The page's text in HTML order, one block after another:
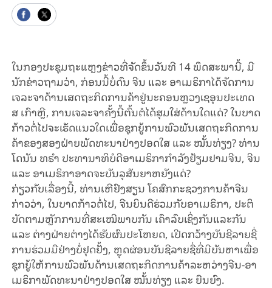
ໃນ​ກອງ​ປະ​ຊຸມ​ຖະ​ແຫຼງ​ຂ່າວ​ທີ່​ຈັດ​ຂຶ້ນ​ວັນ​ທີ 14 ພຶດ​ສະ​ພາ​ນີ້, ມີ​
ນັກ​ຂ່າວ​ຖາມ​ວ່າ, ກ່ອນ​ນີ້​ບໍ່​ດົນ ຈີນ ແລະ ອາ​ເມ​ຣິ​ກາ​ໄດ້​ຈັດ​ການ​
ເຈ​ລະ​ຈາດ້ານ​ເສດ​ຖະ​ກິດ​ການ​ຄ້າ​ຢູ່​ນະ​ຄອນຫຼວງ​ເຊ​ອຸນ​ປະ​ເທດ​
ສ ເກົາຫຼີ, ການ​ເຈ​ລ​ະ​ຈາ​ຄັ້ງ​ນີ້​ຕົ້ນ​ຕໍ​ໄດ້​ສຸມ​ໃສ່​ດ້ານ​ໃດ​ແດ່? ໃນ​ບາດ​
ກ້າວ​ຕໍ່​ໄປ​ຈະ​ເຮັດ​ແນວ​ໃດ​ເພື່ອ​ຊຸກ​ຍູ້​ການ​ພົວ​ພັນ​ເສດ​ຖະ​ກິດ​ການ​
ຄ້າ​​ຂອງສອງ​ຝ່າຍ​ພັດ​ທະ​ນາ​ຢ່າງ​ປອດ​ໃສ ແລະ ໝັ້ນ​ທ່ຽງ? ທ່ານ​
ໂດ​ນັນ ທ​ຣຳ ປະ​ທາ​ນາ​ທິ​ບໍ​ດີ​ອາ​ເມ​ຣິ​ກາ​ກຳ​ລັງ​ຢ້ຽມ​ຢາມ​ຈີນ, ຈີນ
ແລະ ອາ​ເມ​ຣິ​ກາ​ອາດ​ຈະ​ບັນ​ລຸ​ສັນ​ຍາ​ຫຍັງ​ແດ່?
ກ່ຽວ​ກັບ​ເລື່ອງ​ນີ້, ທ່ານ​ເຫີ​ຢົງ​ສຽນ ໂຄ​ສົກ​ກະ​ຊວງ​ການ​ຄ້າ​ຈີນ​
ກ່າວ​ວ່າ, ໃນ​ບາດ​ກ້າວ​ຕໍ່​ໄປ, ຈີນ​ຍິນ​ດີ​ຮ່ວມ​ກັບ​ອາ​ເມ​ຣິ​ກາ, ປະ​ຕິ​
ບັດ​ຕາມ​ຫຼັກ​ການ​ທີ່​ສະ​ເໝີ​ພາບ​ກັນ ເຄົາ​ລົບ​ເຊິ່ງ​ກັນ​ແລະ​ກັນ
ແລະ ຕ່າງ​ຝ່າຍ​ຕ່າງ​ໄດ້​ຮັບ​ຜົນ​ປະ​ໂຫຍດ, ເປີດກວ້າງ​ບັນ​ຊີ​ລາຍ​ຊື່​
ການ​ຮ່ວມ​ມື​ຢ່າງ​ບໍ່​ຢຸດ​ຢັ້ງ, ຫຼຸດ​ຜ່ອນ​ບັນ​ຊີ​ລາຍ​ຊື່​​ທີ່​ມີບັນ​ຫາ​ເພື່ອ
ຊຸກ​ຍູ້​ໃຫ້​ການ​ພົວ​ພັນ​​ດ້ານເສດ​ຖະ​ກິດ​ການ​ຄ້າ​ລະ​ຫວ່າງ​ຈີນ-ອາ​
ເມ​ຣິ​ກາ​ພັດ​ທະ​ນາ​ຢ່າງ​ປອດ​ໃສ ໝັ້ນ​ທ່ຽ​ງ ແລະ ຍືນ​ຍົງ.